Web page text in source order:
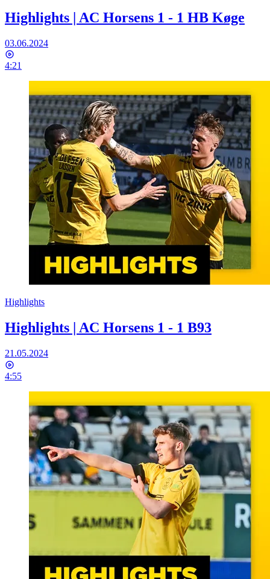
Highlights | AC Horsens 1 - 1 HB Køge
03.06.2024
4:21
Highlights
Highlights | AC Horsens 1 - 1 B93
21.05.2024
4:55